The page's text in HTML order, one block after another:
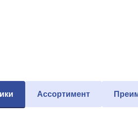
Ассортимент